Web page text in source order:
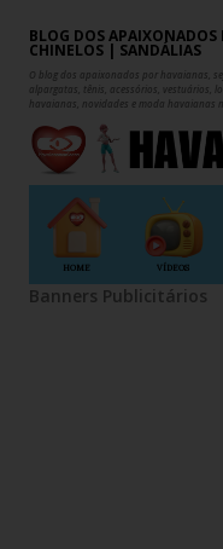
Pular
BLOG DOS
CHINELOS | SANDÁLIAS
O blog dos apaixonados por havaianas,
alpargatas, tênis, acessórios, vestuários,
havaianas, novidades e moda havaianas
HOME VÍDEOS
Banners Publicitários